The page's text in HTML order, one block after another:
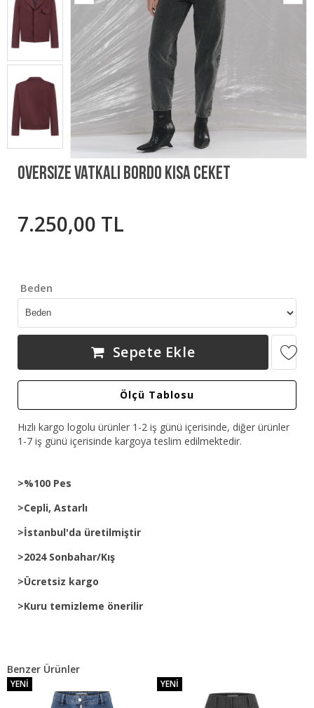
Oversize Vatkalı Bordo Kısa Ceket
7.250,00 TL
Beden
Sepete Ekle
Ölçü Tablosu
Hızlı kargo logolu ürünler 1-2 iş günü içerisinde, diğer ürünler
1-7 iş günü içerisinde kargoya teslim edilmektedir.
>%100 Pes
>Cepli, Astarlı
>İstanbul'da üretilmiştir
>2024 Sonbahar/Kış
>Ücretsiz kargo
>Kuru temizleme önerilir
Benzer Ürünler
YENI YENI